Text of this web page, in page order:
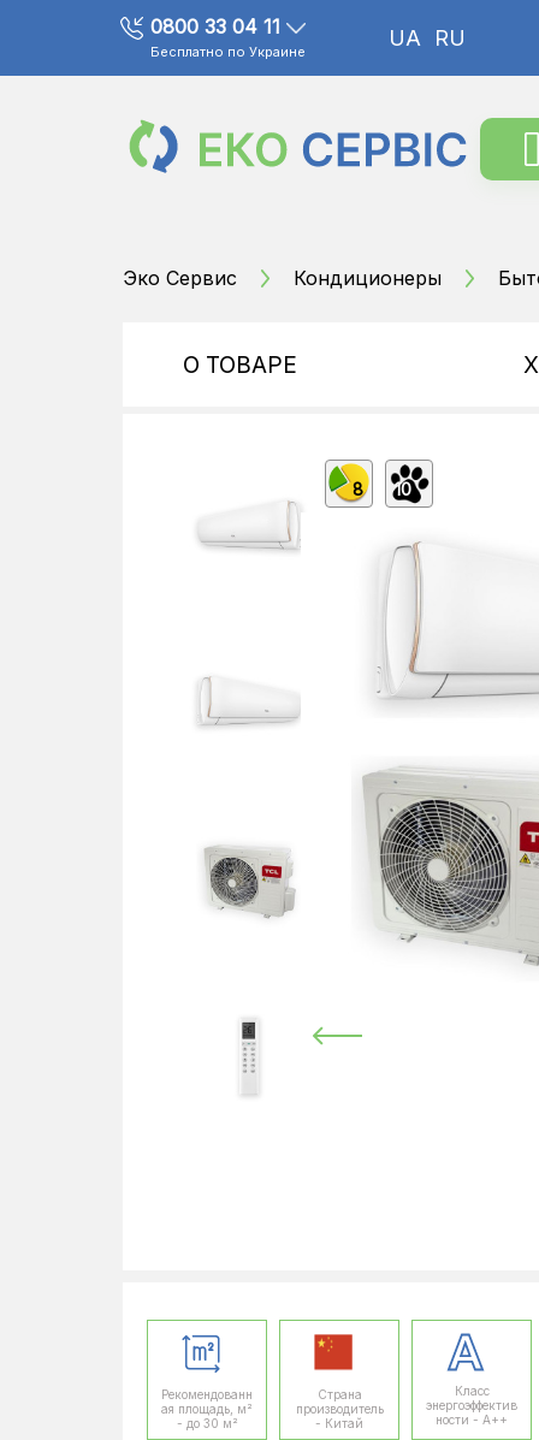
0800 33 04 11
Бесплатно по Украине
UA RU
Эко Сервис Кондиционеры
О ТОВАРЕ
8 10
Рекомендованн
ая площадь, м²
- до 30 м²
Страна
производитель
- Китай
Класс
энергоэффектив
ности - A++